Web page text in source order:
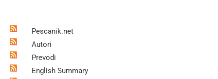
Pescanik.net
Autori
Prevodi
English Summary